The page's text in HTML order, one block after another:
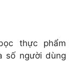
thực phẩm
số người dùng